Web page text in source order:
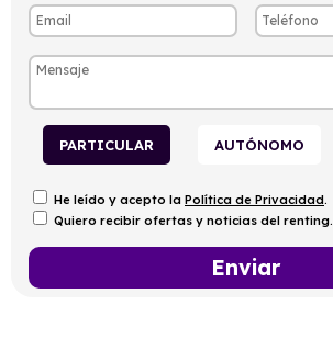
PARTICULAR AUTÓNOMO
He leído y acepto la Política de Privacidad.
Quiero recibir ofertas y noticias del renting.